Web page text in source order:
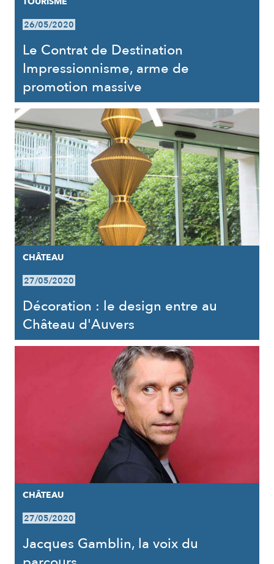
26/05/2020
Le Contrat de Destination
Impressionnisme, arme de
promotion massive
CHÂTEAU
27/05/2020
Décoration : le design entre au
Château d'Auvers
CHÂTEAU
27/05/2020
Jacques Gamblin, la voix du